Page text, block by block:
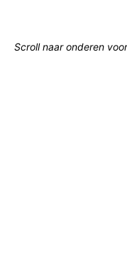
Scroll naar onderen